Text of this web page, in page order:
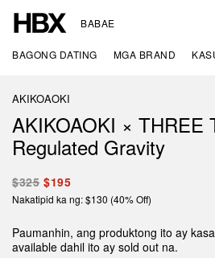
BABAE
BAGONG DATING MGA BRAND
AKIKOAOKI
AKIKOAOKI × THREE
Regulated Gravity
$325 $195
Nakatipid ka ng: $130 (40% Off)
Paumanhin, ang produktong ito ay
available dahil ito ay sold out na.